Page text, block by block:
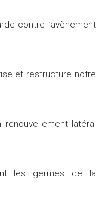
contre l’avènement
et restructure notre
latéral
les germes de la